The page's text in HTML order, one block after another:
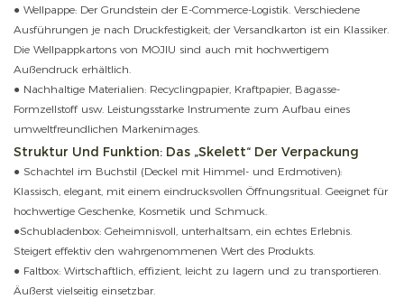
● Wellpappe: Der Grundstein der E-Commerce-Logistik. Verschiedene
Ausführungen je nach Druckfestigkeit; der Versandkarton ist ein Klassiker.
Die Wellpappkartons von MOJIU sind auch mit hochwertigem
Außendruck erhältlich.
● Nachhaltige Materialien: Recyclingpapier, Kraftpapier, Bagasse-
Formzellstoff usw. Leistungsstarke Instrumente zum Aufbau eines
umweltfreundlichen Markenimages.
Struktur Und Funktion: Das „Skelett“ Der Verpackung
● Schachtel im Buchstil (Deckel mit Himmel- und Erdmotiven):
Klassisch, elegant, mit einem eindrucksvollen Öffnungsritual. Geeignet für
hochwertige Geschenke, Kosmetik und Schmuck.
●Schubladenbox: Geheimnisvoll, unterhaltsam, ein echtes Erlebnis.
Steigert effektiv den wahrgenommenen Wert des Produkts.
● Faltbox: Wirtschaftlich, effizient, leicht zu lagern und zu transportieren.
Äußerst vielseitig einsetzbar.